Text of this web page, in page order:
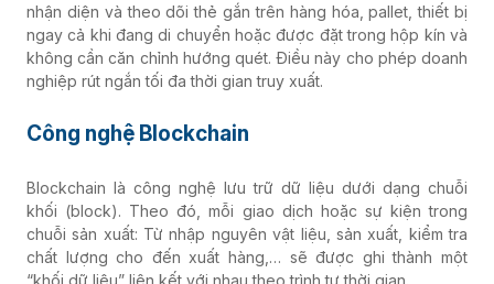
nhận diện và theo dõi thẻ gắn trên hàng hóa, pallet, thiết bị
ngay cả khi đang di chuyển hoặc được đặt trong hộp kín và
không cần căn chỉnh hướng quét. Điều này cho phép doanh
nghiệp rút ngắn tối đa thời gian truy xuất.
Công nghệ Blockchain
Blockchain là công nghệ lưu trữ dữ liệu dưới dạng chuỗi
khối (block). Theo đó, mỗi giao dịch hoặc sự kiện trong
chuỗi sản xuất: Từ nhập nguyên vật liệu, sản xuất, kiểm tra
chất lượng cho đến xuất hàng,… sẽ được ghi thành một
“khối dữ liệu” liên kết với nhau theo trình tự thời gian.